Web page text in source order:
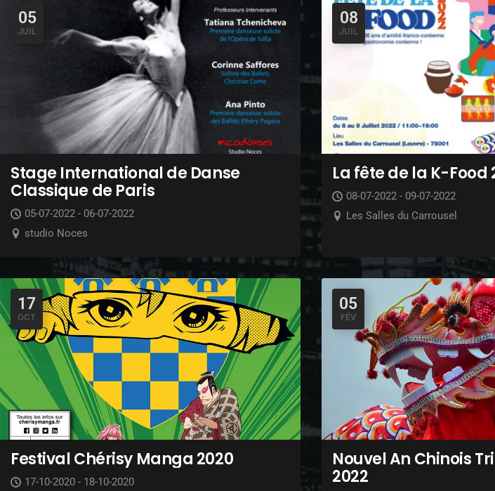
05
JUIL
Stage International de Danse
Classique de Paris
05-07-2022 - 06-07-2022
studio Noces
08
JUIL
La fête de la K-Food
08-07-2022 - 09-07-2022
Les Salles du Carrousel
17
OCT
Festival Chérisy Manga 2020
17-10-2020 - 18-10-2020
05
FÉV
Nouvel An Chinois
2022